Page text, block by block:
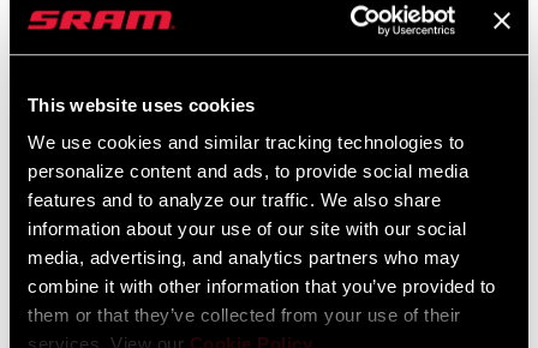
This website uses cookies
We use cookies and similar tracking technologies to
personalize content and ads, to provide social media
features and to analyze our traffic. We also share
information about your use of our site with our social
media, advertising, and analytics partners who may
combine it with other information that you’ve provided to
them or that they’ve collected from your use of their